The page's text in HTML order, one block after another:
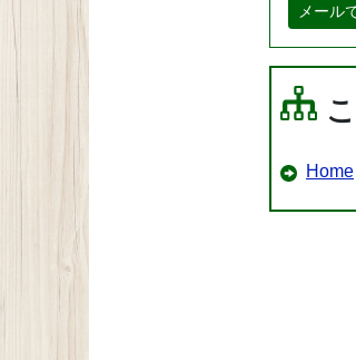
メール
Home